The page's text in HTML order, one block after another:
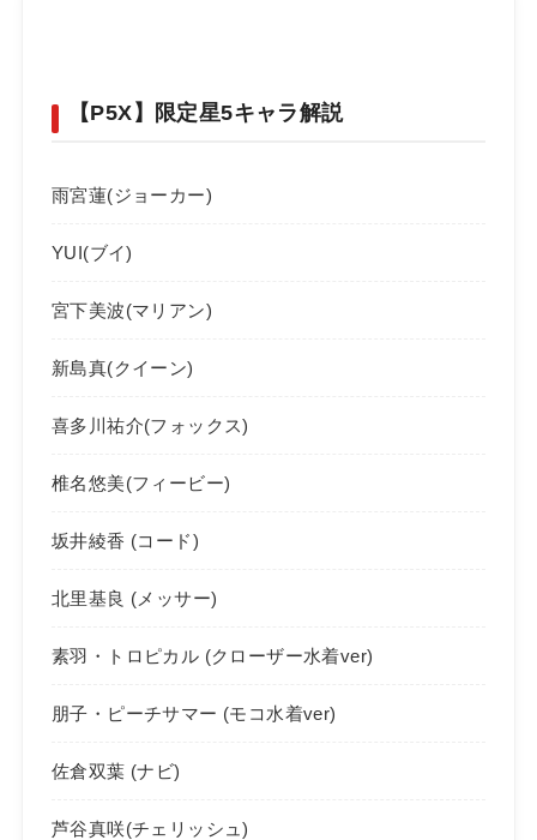
【P5X】限定星5キャラ解説
雨宮蓮(ジョーカー)
YUI(ブイ)
宮下美波(マリアン)
新島真(クイーン)
喜多川祐介(フォックス)
椎名悠美(フィービー)
坂井綾香 (コード)
北里基良 (メッサー)
素羽・トロピカル (クローザー水着ver)
朋子・ピーチサマー (モコ水着ver)
佐倉双葉 (ナビ)
芦谷真咲(チェリッシュ)